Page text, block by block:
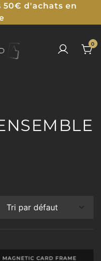
d'achats en
0